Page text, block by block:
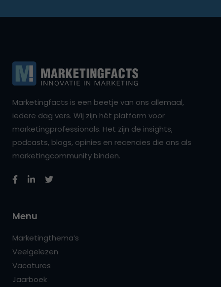
Marketingfacts is een beetje van ons allemaal,
iedere dag vers. Wij zijn hét platform voor
marketingprofessionals. Het zijn de insights,
podcasts, blogs, opinies en recencies die ons als
marketingcommunity binden.
Menu
Marketingthema’s
Veelgelezen
Vacatures
Jaarboek